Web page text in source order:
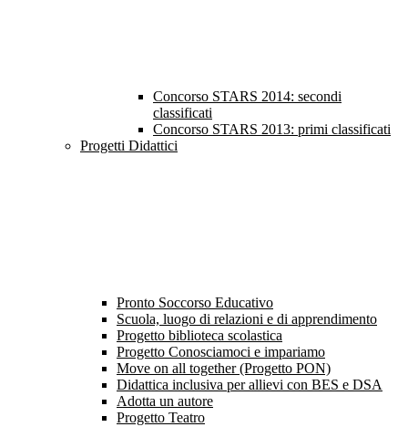
Concorso STARS 2014: secondi
classificati
Concorso STARS 2013: primi classificati
Progetti Didattici
Pronto Soccorso Educativo
Scuola, luogo di relazioni e di apprendimento
Progetto biblioteca scolastica
Progetto Conosciamoci e impariamo
Move on all together (Progetto PON)
Didattica inclusiva per allievi con BES e DSA
Adotta un autore
Progetto Teatro